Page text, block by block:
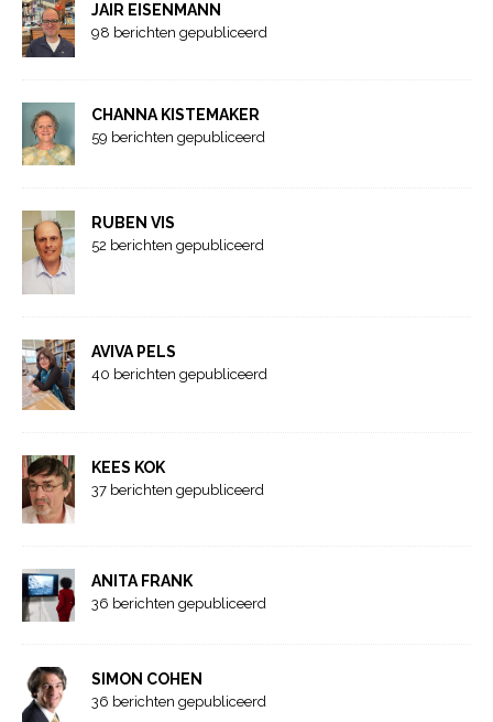
JAIR EISENMANN
98 berichten gepubliceerd
CHANNA KISTEMAKER
59 berichten gepubliceerd
RUBEN VIS
52 berichten gepubliceerd
AVIVA PELS
40 berichten gepubliceerd
KEES KOK
37 berichten gepubliceerd
ANITA FRANK
36 berichten gepubliceerd
SIMON COHEN
36 berichten gepubliceerd